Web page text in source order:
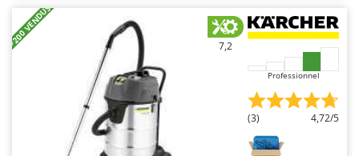
New O.M.R.A.
Novatec
Novital
NuAir
+200 VENDUS 7,2
Professionnel
(3) 4,72/5